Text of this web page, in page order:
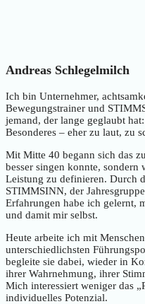
Andreas Schlegelmilch
Ich bin Unternehmer,
Bewegungstrainer und
jemand, der lange geglaubt
Besonderes – eher zu laut, zu
Mit Mitte 40 begann sich das
besser singen konnte,
Leistung zu definieren. Durch
STIMMSINN, der
Erfahrungen habe ich gelernt,
und damit mir selbst.
Heute arbeite ich mit
unterschiedlichsten
begleite sie dabei, wieder in
ihrer Wahrnehmung, ihrer
Mich interessiert weniger das
individuelles Potenzial.